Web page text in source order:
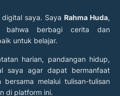
saya. Saya Rahma Huda,
bahwa berbagi cerita dan
untuk belajar.
harian, pandangan hidup,
saya agar dapat bermanfaat
melalui tulisan-tulisan
di platform ini.